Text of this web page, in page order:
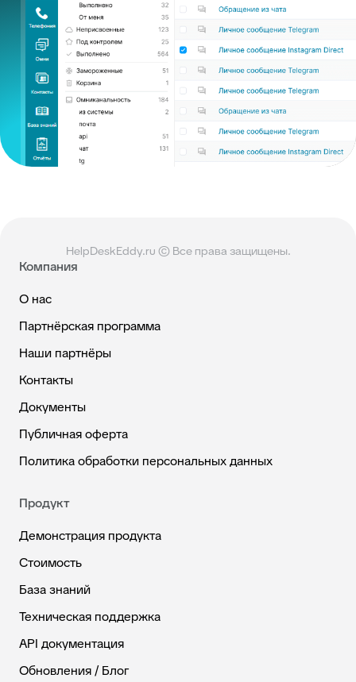
HelpDeskEddy.ru © Все права защищены.
Компания
О нас
Партнёрская программа
Наши партнёры
Контакты
Документы
Публичная оферта
Политика обработки персональных данных
Продукт
Демонстрация продукта
Стоимость
База знаний
Техническая поддержка
API документация
Обновления / Блог